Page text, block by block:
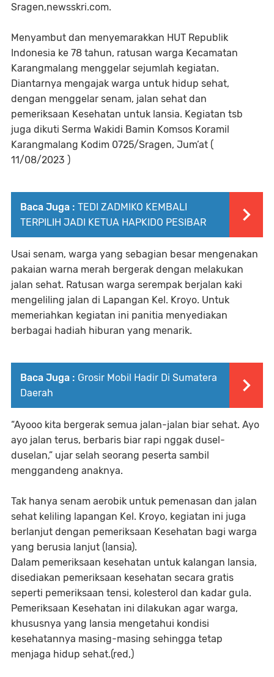
Sragen,newsskri.com.
Menyambut dan menyemarakkan HUT Republik
Indonesia ke 78 tahun, ratusan warga Kecamatan
Karangmalang menggelar sejumlah kegiatan.
Diantarnya mengajak warga untuk hidup sehat,
dengan menggelar senam, jalan sehat dan
pemeriksaan Kesehatan untuk lansia. Kegiatan tsb
juga dikuti Serma Wakidi Bamin Komsos Koramil
Karangmalang Kodim 0725/Sragen, Jum’at (
11/08/2023 )
Baca Juga : TEDI ZADMIKO KEMBALI
TERPILIH JADI KETUA HAPKIDO PESIBAR
Usai senam, warga yang sebagian besar mengenakan
pakaian warna merah bergerak dengan melakukan
jalan sehat. Ratusan warga serempak berjalan kaki
mengeliling jalan di Lapangan Kel. Kroyo. Untuk
memeriahkan kegiatan ini panitia menyediakan
berbagai hadiah hiburan yang menarik.
Baca Juga : Grosir Mobil Hadir Di Sumatera
Daerah
“Ayooo kita bergerak semua jalan-jalan biar sehat. Ayo
ayo jalan terus, berbaris biar rapi nggak dusel-
duselan,” ujar selah seorang peserta sambil
menggandeng anaknya.
Tak hanya senam aerobik untuk pemenasan dan jalan
sehat keliling lapangan Kel. Kroyo, kegiatan ini juga
berlanjut dengan pemeriksaan Kesehatan bagi warga
yang berusia lanjut (lansia).
Dalam pemeriksaan kesehatan untuk kalangan lansia,
disediakan pemeriksaan kesehatan secara gratis
seperti pemeriksaan tensi, kolesterol dan kadar gula.
Pemeriksaan Kesehatan ini dilakukan agar warga,
khususnya yang lansia mengetahui kondisi
kesehatannya masing-masing sehingga tetap
menjaga hidup sehat.(red,)